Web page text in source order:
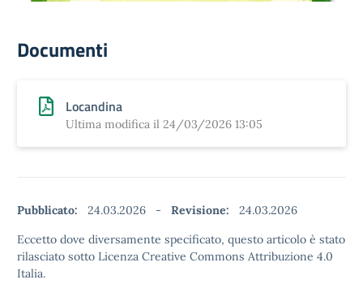
Documenti
Locandina
Ultima modifica il 24/03/2026 13:05
Pubblicato: 24.03.2026 - Revisione:
24.03.2026
Eccetto dove diversamente specificato, questo articolo è stato
rilasciato sotto Licenza Creative Commons Attribuzione 4.0
Italia.